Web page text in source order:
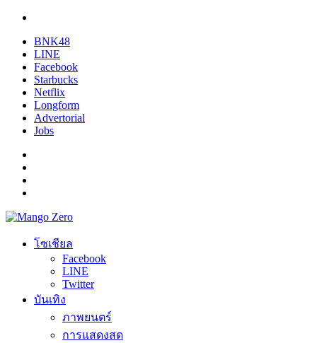
BNK48
LINE
Facebook
Starbucks
Netflix
Longform
Advertorial
Jobs
โซเชียล
Facebook
LINE
Twitter
บันเทิง
ภาพยนตร์
การแสดงสด